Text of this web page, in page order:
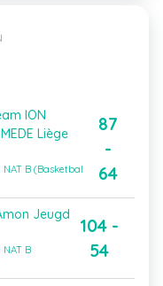
ION
Liège
NAT B (Basketbal
87
-
64
Jeugd
NAT B
104 -
54